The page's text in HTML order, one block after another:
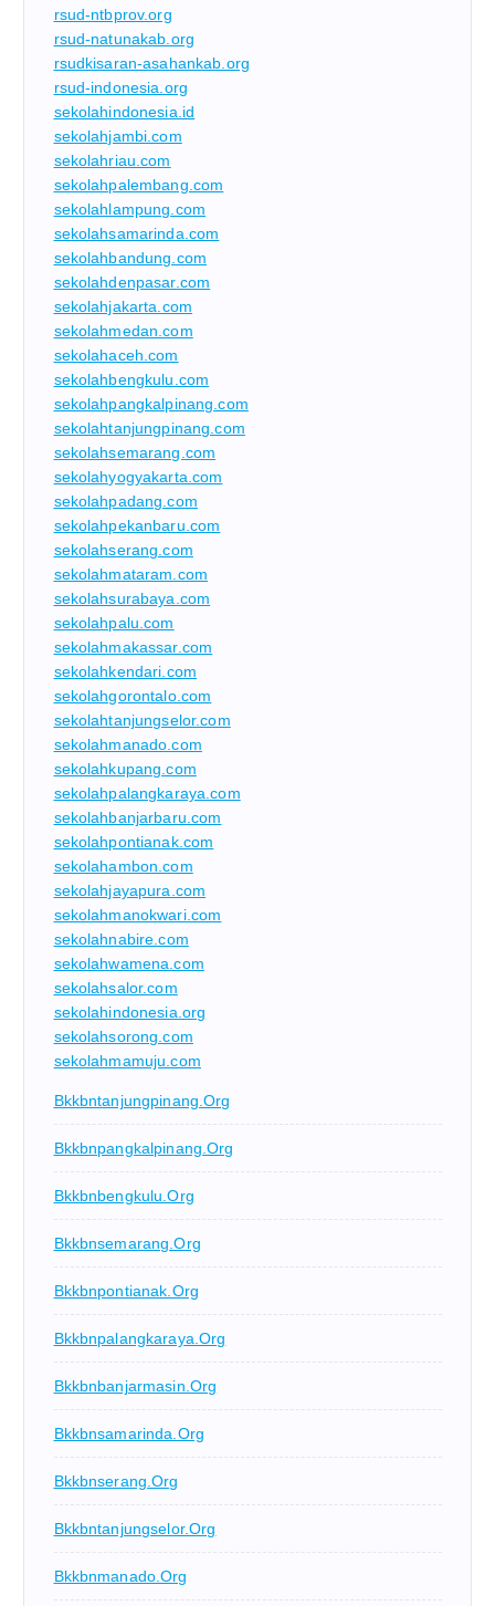
rsud-ntbprov.org
rsud-natunakab.org
rsudkisaran-asahankab.org
rsud-indonesia.org
sekolahindonesia.id
sekolahjambi.com
sekolahriau.com
sekolahpalembang.com
sekolahlampung.com
sekolahsamarinda.com
sekolahbandung.com
sekolahdenpasar.com
sekolahjakarta.com
sekolahmedan.com
sekolahaceh.com
sekolahbengkulu.com
sekolahpangkalpinang.com
sekolahtanjungpinang.com
sekolahsemarang.com
sekolahyogyakarta.com
sekolahpadang.com
sekolahpekanbaru.com
sekolahserang.com
sekolahmataram.com
sekolahsurabaya.com
sekolahpalu.com
sekolahmakassar.com
sekolahkendari.com
sekolahgorontalo.com
sekolahtanjungselor.com
sekolahmanado.com
sekolahkupang.com
sekolahpalangkaraya.com
sekolahbanjarbaru.com
sekolahpontianak.com
sekolahambon.com
sekolahjayapura.com
sekolahmanokwari.com
sekolahnabire.com
sekolahwamena.com
sekolahsalor.com
sekolahindonesia.org
sekolahsorong.com
sekolahmamuju.com
Bkkbntanjungpinang.org
Bkkbnpangkalpinang.org
Bkkbnbengkulu.org
Bkkbnsemarang.org
Bkkbnpontianak.org
Bkkbnpalangkaraya.org
Bkkbnbanjarmasin.org
Bkkbnsamarinda.org
Bkkbnserang.org
Bkkbntanjungselor.org
Bkkbnmanado.org